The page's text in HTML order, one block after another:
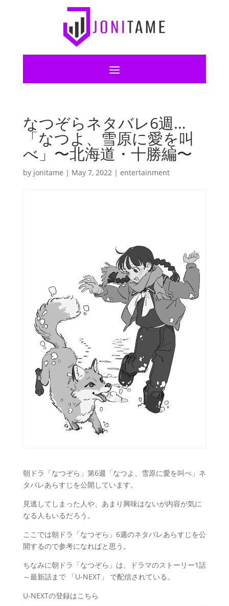
なつぞらネタバレ6週…
「なつよ、雪原に愛を叫
べ」〜北海道・十勝編〜
by jonitame | May 7, 2022| entertainment
朝ドラ「なつぞら」第6週「なつよ、雪原に愛を叫べ」ネ
タバレあらすじを公開しています。
見逃してしまった人や、あまり興味はないが内容が気に
なる人もいるだろう。
ここでは朝ドラ「なつぞら」6週のネタバレあらすじを公
開するので参考になればと思う。
ちなみに朝ドラ「なつぞら」は、ドラマのストーリー1話
～最新話まで 「U-NEXT」 で配信されている。
U-NEXTの登録はこちら